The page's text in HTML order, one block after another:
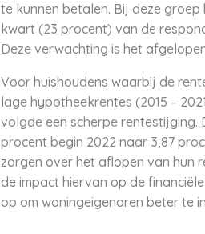
te kunnen betalen. Bij deze
kwart (23 procent) van de
Deze verwachting is het
Voor huishoudens waarbij de
lage hypotheekrentes (2015 –
volgde een scherpe rentestijging.
procent begin 2022 naar 3,87
zorgen over het aflopen van hun
de impact hiervan op de
op om woningeigenaren beter te